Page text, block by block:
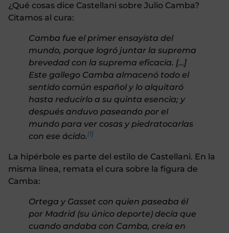
¿Qué cosas dice Castellani sobre Julio Camba?
Citamos al cura:
Camba fue el primer ensayista del
mundo, porque logró juntar la suprema
brevedad con la suprema eficacia. […]
Este gallego Camba almacenó todo el
sentido común español y lo alquitaró
hasta reducirlo a su quinta esencia; y
después anduvo paseando por el
mundo para ver cosas y piedratocarlas
con ese ácido. [1]
La hipérbole es parte del estilo de Castellani. En la
misma línea, remata el cura sobre la figura de
Camba:
Ortega y Gasset con quien paseaba él
por Madrid (su único deporte) decía que
cuando andaba con Camba, creía en